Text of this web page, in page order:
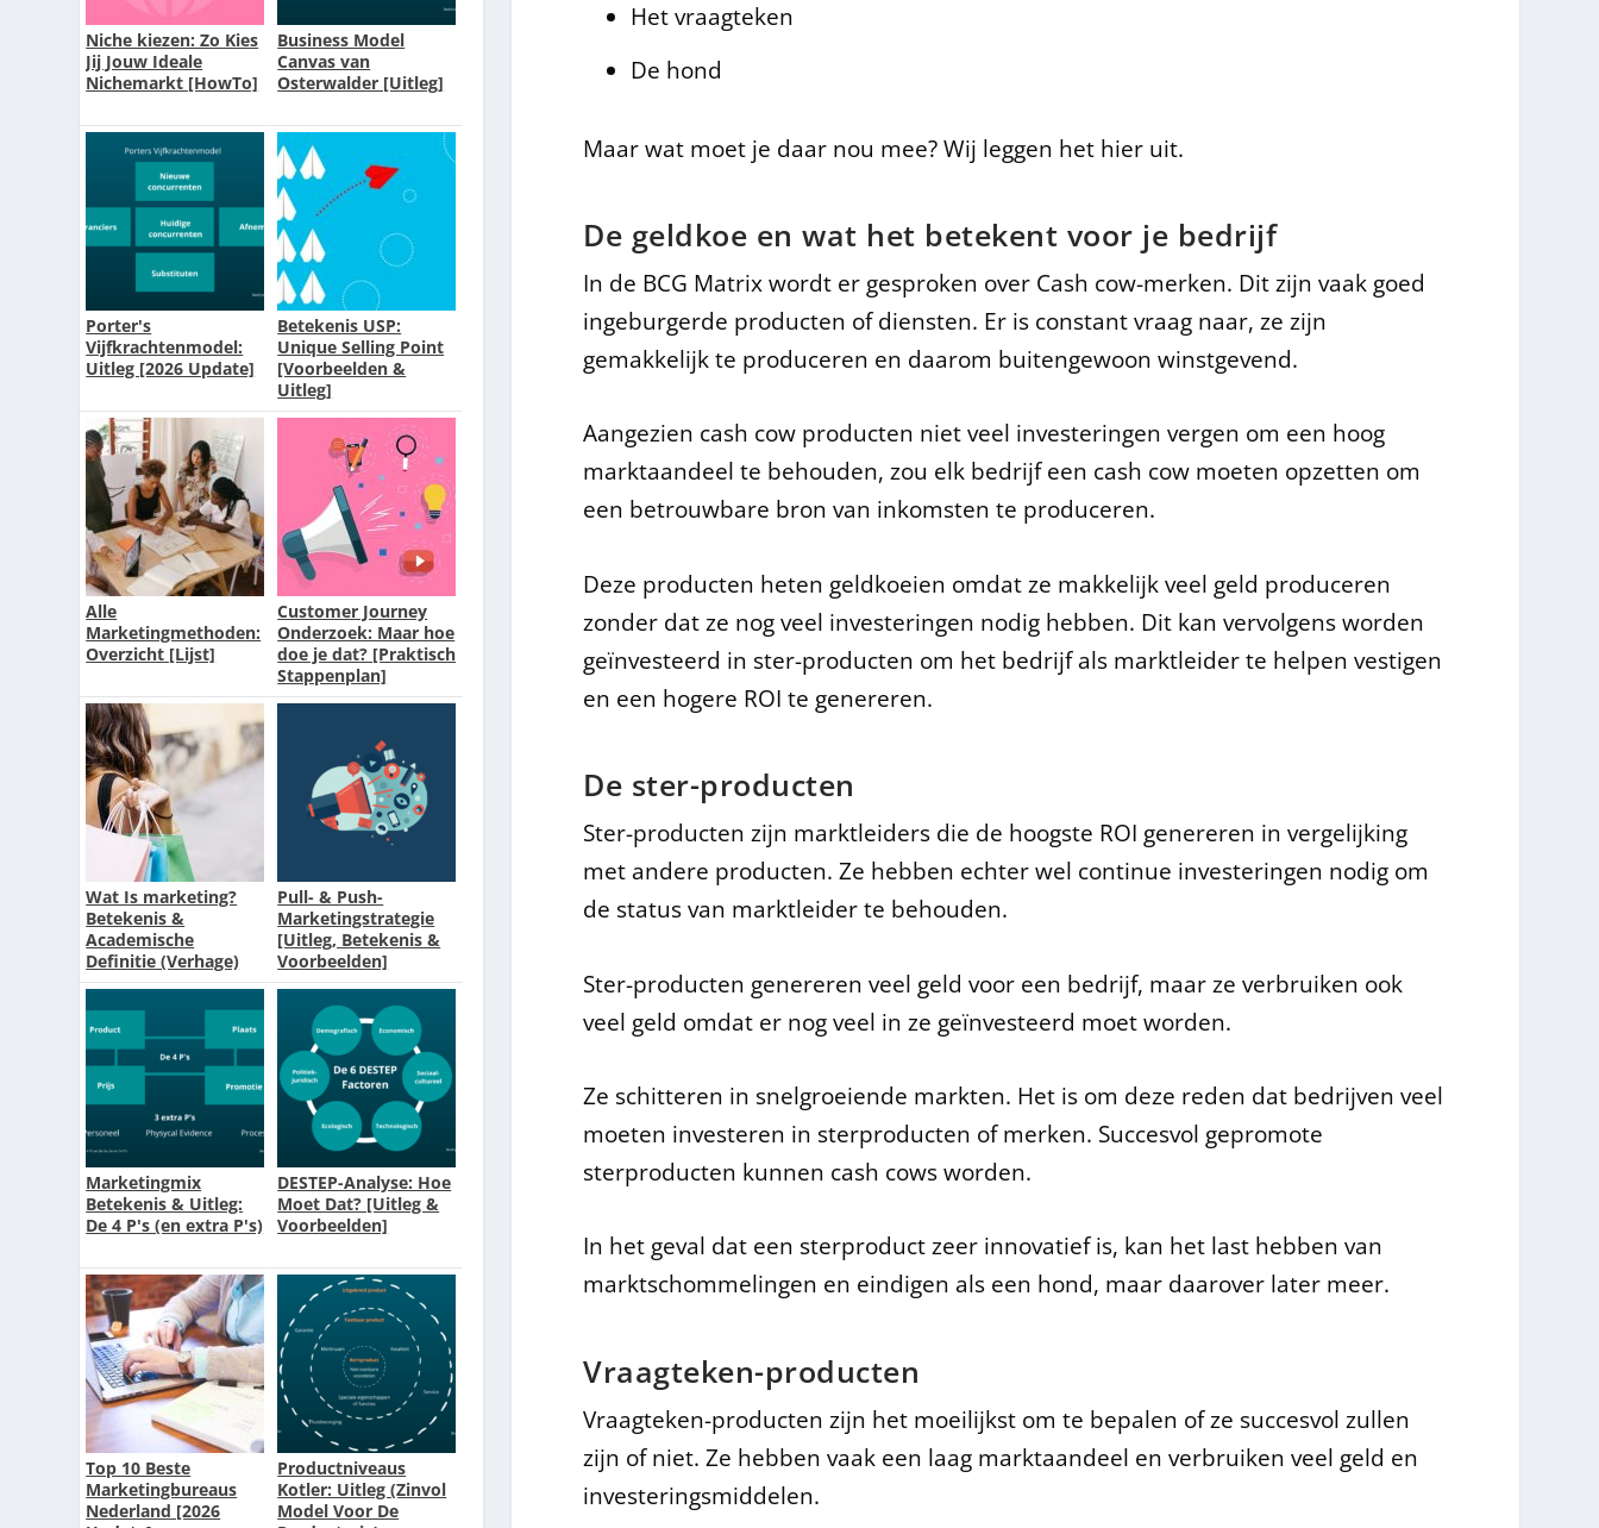
Het vraagteken
De hond
Maar wat moet je daar nou mee? Wij leggen het hier uit.
De geldkoe en wat het betekent voor je bedrijf
In de BCG Matrix wordt er gesproken over Cash cow-merken. Dit zijn vaak goed
ingeburgerde producten of diensten. Er is constant vraag naar, ze zijn
gemakkelijk te produceren en daarom buitengewoon winstgevend.
Aangezien cash cow producten niet veel investeringen vergen om een hoog
marktaandeel te behouden, zou elk bedrijf een cash cow moeten opzetten om
een betrouwbare bron van inkomsten te produceren.
Deze producten heten geldkoeien omdat ze makkelijk veel geld produceren
zonder dat ze nog veel investeringen nodig hebben. Dit kan vervolgens worden
geïnvesteerd in ster-producten om het bedrijf als marktleider te helpen vestigen
en een hogere ROI te genereren.
De ster-producten
Ster-producten zijn marktleiders die de hoogste ROI genereren in vergelijking
met andere producten. Ze hebben echter wel continue investeringen nodig om
de status van marktleider te behouden.
Ster-producten genereren veel geld voor een bedrijf, maar ze verbruiken ook
veel geld omdat er nog veel in ze geïnvesteerd moet worden.
Ze schitteren in snelgroeiende markten. Het is om deze reden dat bedrijven veel
moeten investeren in sterproducten of merken. Succesvol gepromote
sterproducten kunnen cash cows worden.
In het geval dat een sterproduct zeer innovatief is, kan het last hebben van
marktschommelingen en eindigen als een hond, maar daarover later meer.
Vraagteken-producten
Vraagteken-producten zijn het moeilijkst om te bepalen of ze succesvol zullen
zijn of niet. Ze hebben vaak een laag marktaandeel en verbruiken veel geld en
investeringsmiddelen.
Niche kiezen: Zo Kies
Jij Jouw Ideale
Nichemarkt [HowTo]
Business Model
Canvas van
Osterwalder [Uitleg]
Porter's
Vijfkrachtenmodel:
Uitleg [2026 Update]
Betekenis USP:
Unique Selling Point
[Voorbeelden &
Uitleg]
Alle
Marketingmethoden:
Overzicht [Lijst]
Customer Journey
Onderzoek: Maar hoe
doe je dat? [Praktisch
Stappenplan]
Wat Is marketing?
Betekenis &
Academische
Definitie (Verhage)
Pull- & Push-
Marketingstrategie
[Uitleg, Betekenis &
Voorbeelden]
Marketingmix
Betekenis & Uitleg:
De 4 P's (en extra P's)
DESTEP-Analyse: Hoe
Moet Dat? [Uitleg &
Voorbeelden]
Top 10 Beste
Marketingbureaus
Nederland [2026
Productniveaus
Kotler: Uitleg (Zinvol
Model Voor De